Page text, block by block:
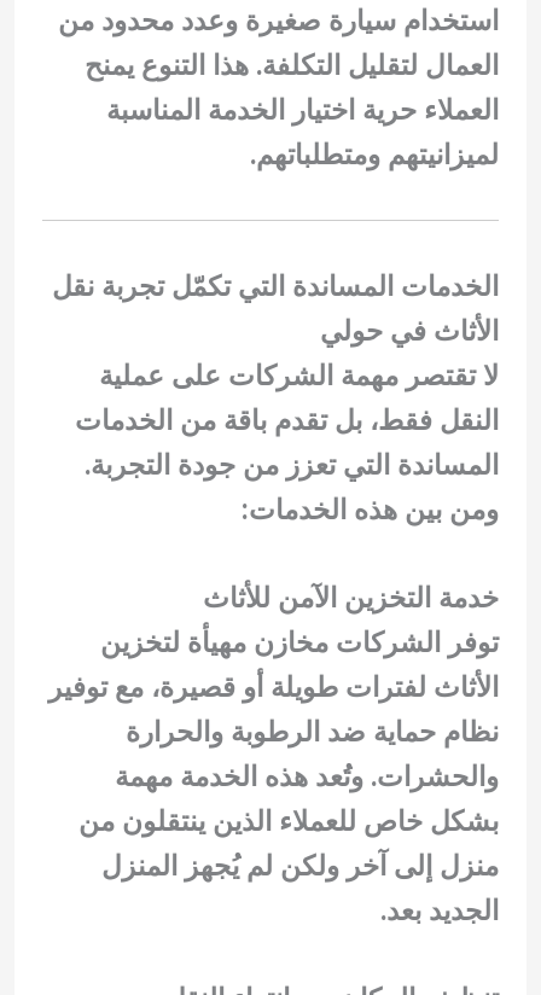
استخدام سيارة صغيرة وعدد محدود من
العمال لتقليل التكلفة. هذا التنوع يمنح
العملاء حرية اختيار الخدمة المناسبة
لميزانيتهم ومتطلباتهم.
الخدمات المساندة التي تكمّل تجربة نقل
الأثاث في حولي
لا تقتصر مهمة الشركات على عملية
النقل فقط، بل تقدم باقة من الخدمات
المساندة التي تعزز من جودة التجربة.
ومن بين هذه الخدمات:
خدمة التخزين الآمن للأثاث
توفر الشركات مخازن مهيأة لتخزين
الأثاث لفترات طويلة أو قصيرة، مع توفير
نظام حماية ضد الرطوبة والحرارة
والحشرات. وتُعد هذه الخدمة مهمة
بشكل خاص للعملاء الذين ينتقلون من
منزل إلى آخر ولكن لم يُجهز المنزل
الجديد بعد.